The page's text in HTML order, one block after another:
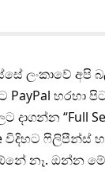
ලංකාවේ අපි
PayPal හරහා
දාගන්න
ෆිලිපීන්ස් හරි
නෑ. ඔන්න